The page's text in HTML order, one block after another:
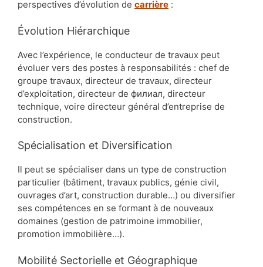
perspectives d’évolution de carrière :
Évolution Hiérarchique
Avec l’expérience, le conducteur de travaux peut
évoluer vers des postes à responsabilités : chef de
groupe travaux, directeur de travaux, directeur
d’exploitation, directeur de филиал, directeur
technique, voire directeur général d’entreprise de
construction.
Spécialisation et Diversification
Il peut se spécialiser dans un type de construction
particulier (bâtiment, travaux publics, génie civil,
ouvrages d’art, construction durable…) ou diversifier
ses compétences en se formant à de nouveaux
domaines (gestion de patrimoine immobilier,
promotion immobilière…).
Mobilité Sectorielle et Géographique